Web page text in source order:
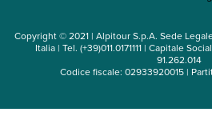
Copyright © 2021 | Alpitour S.p.A. Sede
Italia | Tel. (+39)011.0171111 | Capitale
91.262.014
Codice fiscale: 02933920015 |